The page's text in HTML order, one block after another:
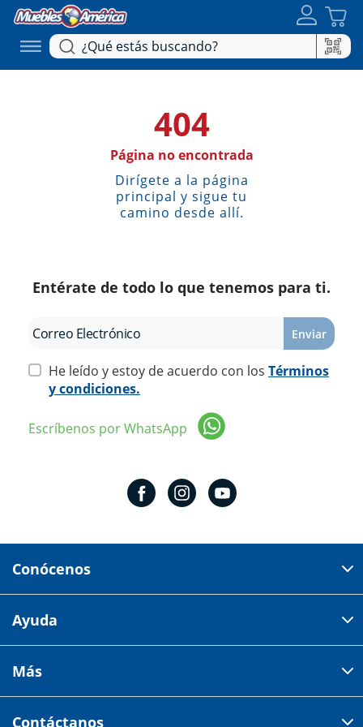
404
Página no encontrada
Dirígete a la página
principal y sigue tu
camino desde allí.
Entérate de todo lo que tenemos para ti.
Enviar
He leído y estoy de acuerdo con los Términos
y condiciones.
Escríbenos por WhatsApp
Conócenos
Av 18 de marzo # 309. Colonia la Nogalera.
Tiendas
Ayuda
Centro de ayuda
Más
Contáctanos